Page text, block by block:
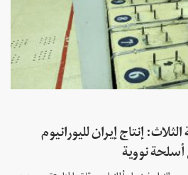
إنتاج إيران لليورانيوم
نووية